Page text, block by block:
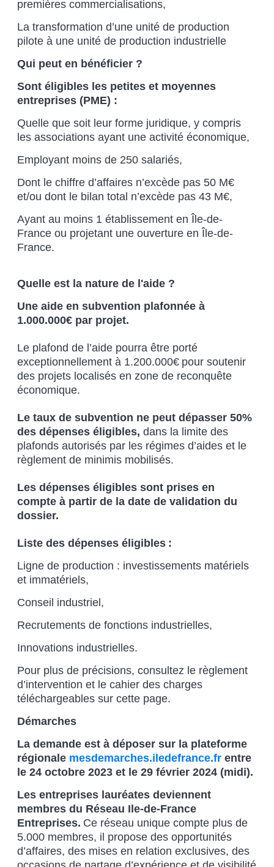
premières commercialisations,
La transformation d’une unité de production
pilote à une unité de production industrielle
Qui peut en bénéficier ?
Sont éligibles les petites et moyennes
entreprises (PME) :
Quelle que soit leur forme juridique, y compris
les associations ayant une activité économique,
Employant moins de 250 salariés,
Dont le chiffre d’affaires n’excède pas 50 M€
et/ou dont le bilan total n’excède pas 43 M€,
Ayant au moins 1 établissement en Île-de-
France ou projetant une ouverture en Île-de-
France.
Quelle est la nature de l'aide ?
Une aide en subvention plafonnée à
1.000.000€ par projet.
Le plafond de l’aide pourra être porté
exceptionnellement à 1.200.000€ pour soutenir
des projets localisés en zone de reconquête
économique.
Le taux de subvention ne peut dépasser 50%
des dépenses éligibles, dans la limite des
plafonds autorisés par les régimes d’aides et le
règlement de minimis mobilisés.
Les dépenses éligibles sont prises en
compte à partir de la date de validation du
dossier.
Liste des dépenses éligibles :
Ligne de production : investissements matériels
et immatériels,
Conseil industriel,
Recrutements de fonctions industrielles,
Innovations industrielles.
Pour plus de précisions, consultez le règlement
d’intervention et le cahier des charges
téléchargeables sur cette page.
Démarches
La demande est à déposer sur la plateforme
régionale mesdemarches.iledefrance.fr entre
le 24 octobre 2023 et le 29 février 2024 (midi).
Les entreprises lauréates deviennent
membres du Réseau Ile-de-France
Entreprises. Ce réseau unique compte plus de
5.000 membres, il propose des opportunités
d’affaires, des mises en relation exclusives, des